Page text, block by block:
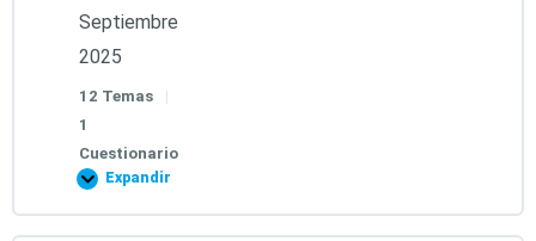
Evaluación Inicial
Septiembre
2025
12 Temas
|
1
Cuestionario
Expandir